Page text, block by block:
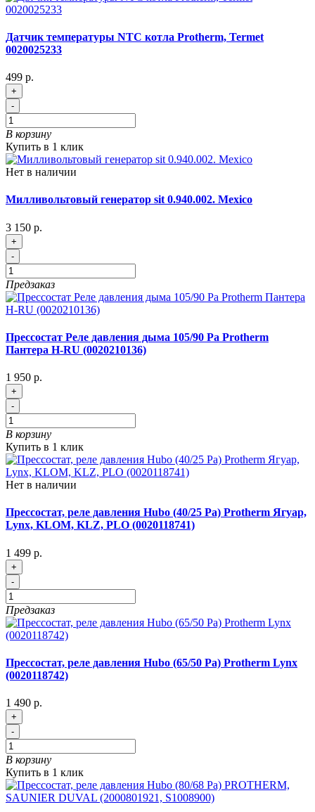
Датчик температуры NTC котла Protherm, Termet
0020025233
499 р.
+
-
В корзину
Купить в 1 клик
Нет в наличии
Милливольтовый генератор sit 0.940.002. Mexico
3 150 р.
+
-
Предзаказ
Прессостат Реле давления дыма 105/90 Pa Protherm
Пантера H-RU (0020210136)
1 950 р.
+
-
В корзину
Купить в 1 клик
Нет в наличии
Прессостат, реле давления Hubo (40/25 Pa) Protherm Ягуар,
Lynx, KLOM, KLZ, PLO (0020118741)
1 499 р.
+
-
Предзаказ
Прессостат, реле давления Hubo (65/50 Pa) Protherm Lynx
(0020118742)
1 490 р.
+
-
В корзину
Купить в 1 клик